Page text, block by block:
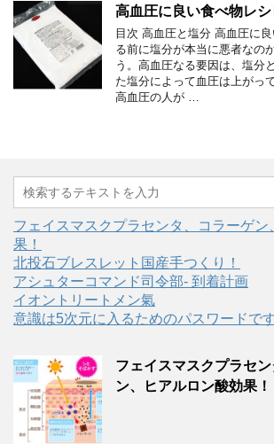
高血圧に良い食べ物レシ
目次 高血圧と塩分 高血圧に
る前に塩分が本当に悪者なの
う。高血圧なる要因は、塩分
た塩分によって血圧は上がっ
高血圧の人が …
フェイスマスクプラセンタ、コラーゲン
果！
北投石ブレスレット国産手つくり！
アシュターコマンド司令部- 到着計画
イオントリートメン氣
意識は5次元に入るためのパスワードで
フェイスマスクプラセ
ン、ヒアルロン酸効果！